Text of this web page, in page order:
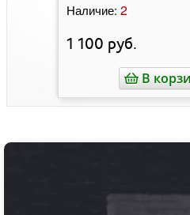
Наличие: 2
1 100 руб.
В